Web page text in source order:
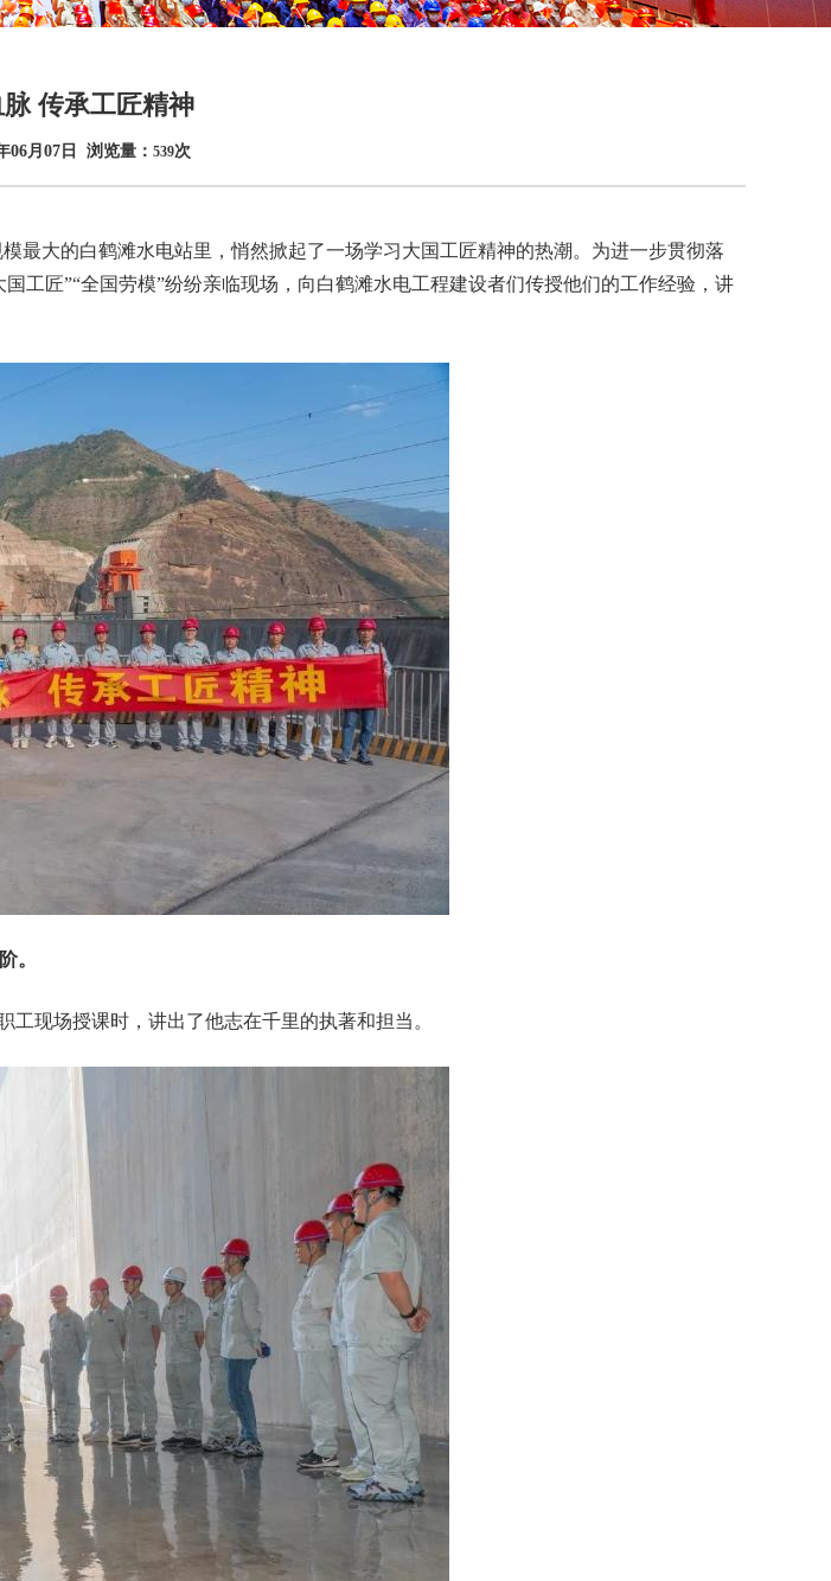
传承工匠精神
06月07日 浏览量： 539次
大的白鹤滩水电站里，悄然掀起了一场学习大国工匠精神的热潮。为进一步贯彻落
工匠”“全国劳模”纷纷亲临现场，向白鹤滩水电工程建设者们传授他们的工作经验，讲
。
现场授课时，讲出了他志在千里的执著和担当。